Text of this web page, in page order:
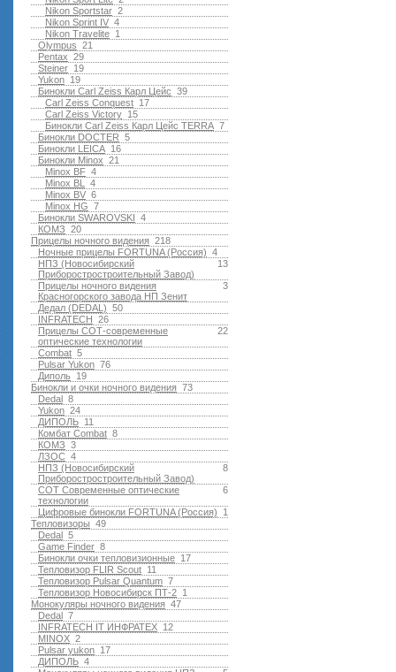
2
Nikon Sportstar
4
Nikon Sprint IV
1
Nikon Travelite
21
Olympus
29
Pentax
19
Steiner
19
Yukon
39
Бинокли Carl Zeiss Карл Цейс
17
Carl Zeiss Conquest
15
Carl Zeiss Victory
7
Бинокли Carl Zeiss Карл Цейс TERRA
5
Бинокли DOCTER
16
Бинокли LEICA
21
Бинокли Minox
4
Minox BF
4
Minox BL
6
Minox BV
7
Minox HG
4
Бинокли SWAROVSKI
20
КОМЗ
218
Прицелы ночного видения
4
Ночные прицелы FORTUNA (Россия)
13
НПЗ (Новосибирский
Приборостростроительный Завод)
3
Прицелы ночного видения
Красногорского завода НП Зенит
50
Дедал (DEDAL)
26
INFRATECH
22
Прицелы СОТ-современные
оптические технологии
5
Combat
76
Pulsar Yukon
19
Диполь
73
Бинокли и очки ночного видения
8
Dedal
24
Yukon
11
ДИПОЛЬ
8
Комбат Combat
3
КОМЗ
4
ЛЗОС
8
НПЗ (Новосибирский
Приборостростроительный Завод)
6
СОТ Современные оптические
технологии
1
Цифровые бинокли FORTUNA (Россия)
49
Тепловизоры
5
Dedal
8
Game Finder
17
Бинокли очки тепловизионные
11
Тепловизор FLIR Scout
7
Тепловизор Pulsar Quantum
1
Тепловизор Новосибирск ПТ-2
47
Монокуляры ночного видения
7
Dedal
12
INFRATECH IT ИНФРАТЕХ
2
MINOX
17
Pulsar yukon
4
ДИПОЛЬ